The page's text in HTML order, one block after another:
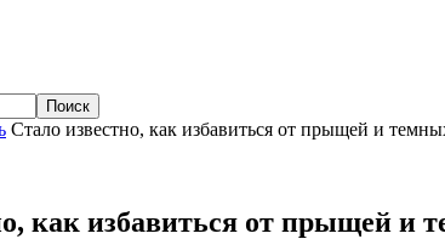
Стало известно, как избавиться от прыщей и
как избавиться от прыщей и